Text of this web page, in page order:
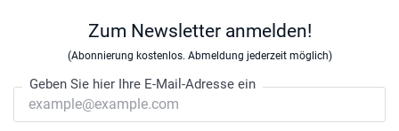
Zum Newsletter anmelden!
(Abonnierung kostenlos. Abmeldung jederzeit möglich)
Geben Sie hier Ihre E-Mail-Adresse ein